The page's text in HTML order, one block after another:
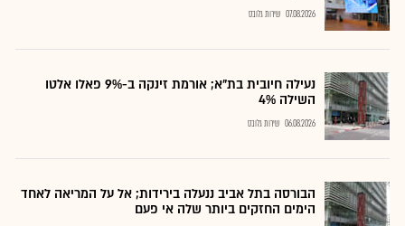
07.08.2026 שירות גלובס
נעילה חיובית בת"א; אורמת זינקה ב-9% פאלו אלטו
השילה 4%
06.08.2026 שירות גלובס
הבורסה בתל אביב ננעלה בירידות; אל על המריאה לאחד
הימים החזקים ביותר שלה אי פעם